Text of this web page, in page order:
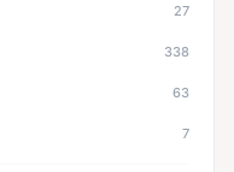
27
338
63
7